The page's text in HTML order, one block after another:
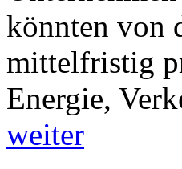
könnten von
mittelfristig
Energie,
weiter